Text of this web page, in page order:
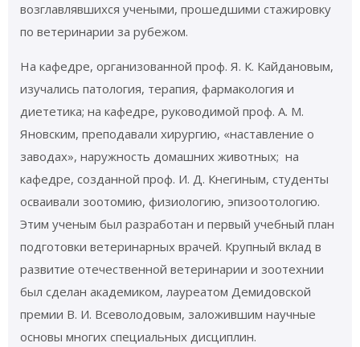
возглавлявшихся учеными, прошедшими стажировку
по ветеринарии за рубежом.
На кафедре, организованной проф. Я. К. Кайдановым,
изучались патология, терапия, фармакология и
диететика; на кафедре, руководимой проф. А. М.
Яновским, преподавали хирургию, «наставление о
заводах», наружность домашних животных; на
кафедре, созданной проф. И. Д. Кнегиным, студенты
осваивали зоотомию, физиологию, эпизоотологию.
Этим ученым был разработан и первый учебный план
подготовки ветеринарных врачей. Крупный вклад в
развитие отечественной ветеринарии и зоотехнии
был сделан академиком, лауреатом Демидовской
премии В. И. Всеволодовым, заложившим научные
основы многих специальных дисциплин.